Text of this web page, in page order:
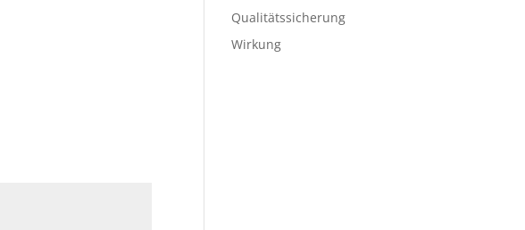
Qualitätssicherung
Wirkung